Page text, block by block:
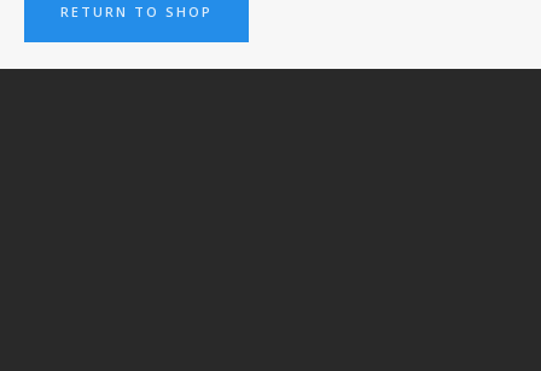
RETURN TO SHOP